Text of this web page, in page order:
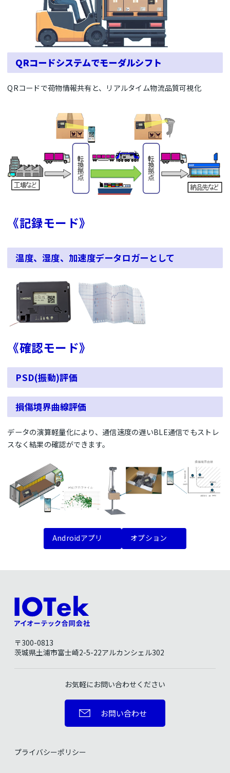
QRコードシステムでモーダルシフト
QRコードで荷物情報共有と、リアルタイム物流品質可視化
《記録モード》
温度、湿度、加速度データロガーとして
《確認モード》
PSD(振動)評価
損傷境界曲線評価
データの演算軽量化により、通信速度の遅いBLE通信でもストレ
スなく結果の確認ができます。
Androidアプリ オプション
〒300-0813
茨城県土浦市富士崎2-5-22アルカンシェル302
お気軽にお問い合わせください
お問い合わせ
プライバシーポリシー